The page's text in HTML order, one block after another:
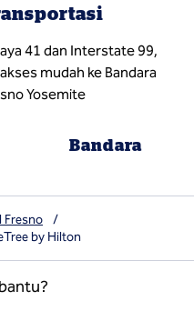
41 dan Interstate 99,
mudah ke Bandara
Yosemite
Bandara
Fresno
/
by Hilton